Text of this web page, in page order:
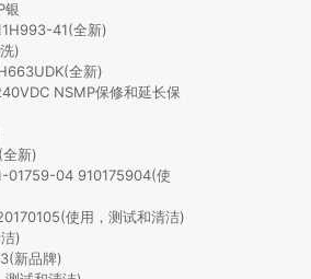
银
41(全新)
)
全新)
NSMP保修和延长保
新)
01759-04 910175904(使
使用，测试和清洁)
)
新品牌)